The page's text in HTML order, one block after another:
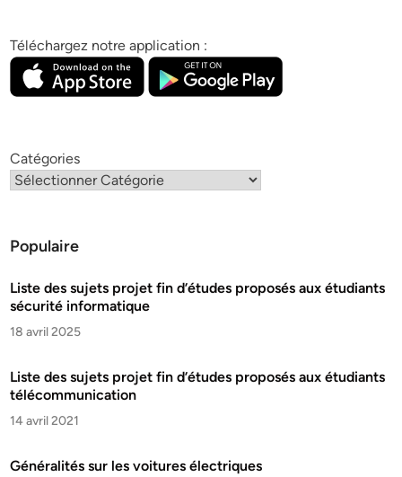
Téléchargez notre application :
Catégories
Populaire
Liste des sujets projet fin d’études proposés aux étudiants
sécurité informatique
18 avril 2025
Liste des sujets projet fin d’études proposés aux étudiants
télécommunication
14 avril 2021
Généralités sur les voitures électriques